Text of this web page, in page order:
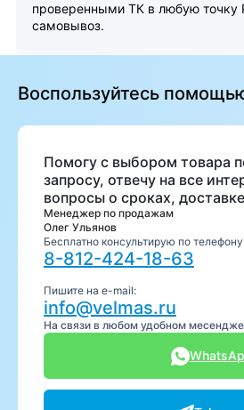
проверенными ТК в любую точку
самовывоз.
Воспользуйтесь
Помогу с выбором товара
запросу, отвечу на все
вопросы о сроках,
Менеджер по продажам
Олег Ульянов
Бесплатно консультирую по
8-812-424-18-63
Пишите на e-mail:
info@velmas.ru
На связи в любом удобном